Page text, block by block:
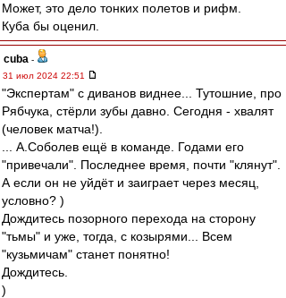
Может, это дело тонких полетов и рифм.
Куба бы оценил.
cuba -
31 июл 2024 22:51
"Экспертам" с диванов виднее... Тутошние, про
Рябчука, стёрли зубы давно. Сегодня - хвалят
(человек матча!).
... А.Соболев ещё в команде. Годами его
"привечали". Последнее время, почти "клянут".
А если он не уйдёт и заиграет через месяц,
условно? )
Дождитесь позорного перехода на сторону
"тьмы" и уже, тогда, с козырями... Всем
"кузьмичам" станет понятно!
Дождитесь.
)